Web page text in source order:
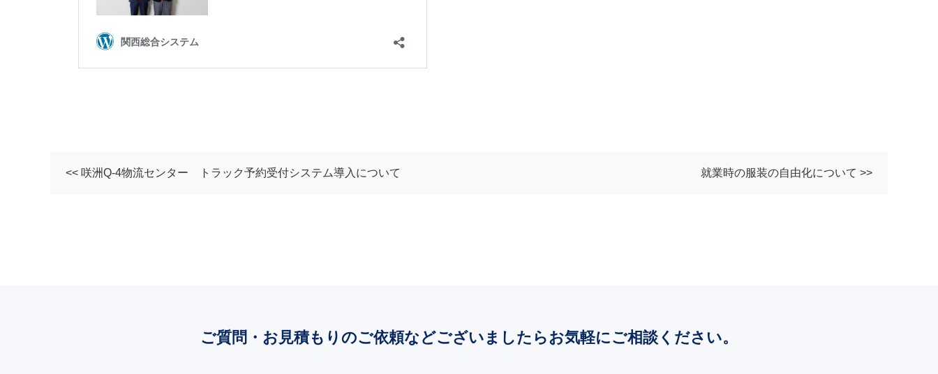
<< 咲洲Q-4物流センター トラック予約受付システム導入について 就業時の服装の自由化について >>
ご質問・お見積もりのご依頼などございましたらお気軽にご相談ください。